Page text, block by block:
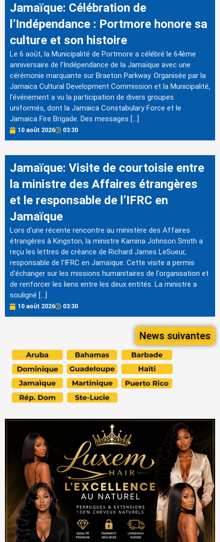
Jamaïque: Célébration de
l’Indépendance : Portmore honore sa
culture et son histoire
Le 6 août, la Municipalité de Portmore a célébré le 64ème
anniversaire de l'Indépendance de la Jamaïque avec une
cérémonie marquante sur Braeton Parkway. Organisée par la
Jamaica Cultural Development Commission et la Municipalité,
l'événement a vu la participation de divers groupes
uniformés, dont la Jamaica Constabulary Force et le
Jamaica Fire Brigade. Des messages […]
10 août 2026 03:30
Jamaïque: Visite de courtoisie entre
la ministre des Affaires étrangères
et le responsable de l’IFRC en
Jamaïque
Lors d'une récente rencontre au ministère des Affaires
étrangères à Kingston, la ministre Kamina Johnson Smith a
reçu les lettres de créance de Richard James LeSueur,
responsable de l'IFRC en Jamaïque. Cette visite a permis
d'échanger sur les missions humanitaires de l'organisation et
de renforcer les liens entre les deux entités. La ministre a
souligné […]
10 août 2026 03:30
News suivantes